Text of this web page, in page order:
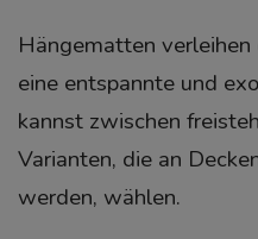
Hängematten verleihen
eine entspannte und
kannst zwischen
Varianten, die an
werden, wählen.